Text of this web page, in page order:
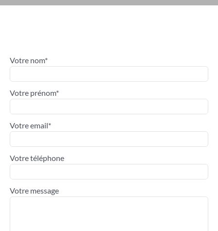
Votre nom*
Votre prénom*
Votre email*
Votre téléphone
Votre message